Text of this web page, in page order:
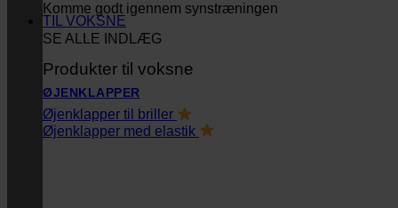
Komme godt igennem synstræningen
SE ALLE INDLÆG
TIL VOKSNE
Produkter til voksne
ØJENKLAPPER
Øjenklapper til briller
Øjenklapper med elastik